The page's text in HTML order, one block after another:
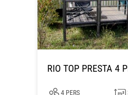
RIO TOP PRESTA 4
4 PERS